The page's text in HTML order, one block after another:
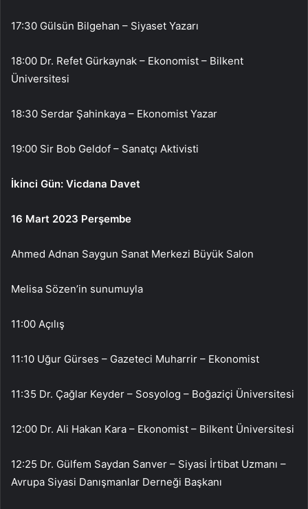
17:30 Gülsün Bilgehan – Siyaset Yazarı
18:00 Dr. Refet Gürkaynak – Ekonomist – Bilkent
Üniversitesi
18:30 Serdar Şahinkaya – Ekonomist Yazar
19:00 Sir Bob Geldof – Sanatçı Aktivisti
İkinci Gün: Vicdana Davet
16 Mart 2023 Perşembe
Ahmed Adnan Saygun Sanat Merkezi Büyük Salon
Melisa Sözen’in sunumuyla
11:00 Açılış
11:10 Uğur Gürses – Gazeteci Muharrir – Ekonomist
11:35 Dr. Çağlar Keyder – Sosyolog – Boğaziçi Üniversitesi
12:00 Dr. Ali Hakan Kara – Ekonomist – Bilkent Üniversitesi
12:25 Dr. Gülfem Saydan Sanver – Siyasi İrtibat Uzmanı –
Avrupa Siyasi Danışmanlar Derneği Başkanı